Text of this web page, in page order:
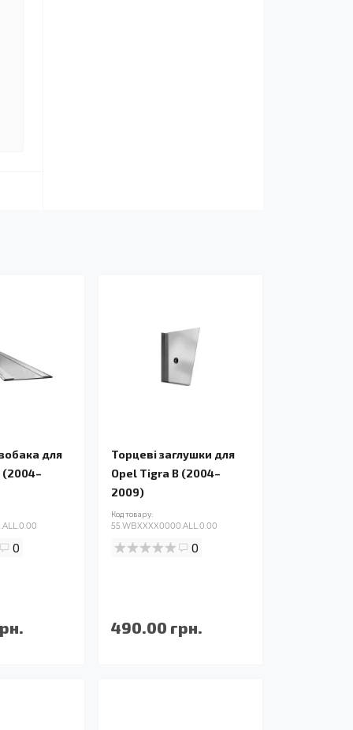
для
(2004–
0
Торцеві заглушки для
Opel Tigra B (2004–
2009)
Код товару:
55.WBXXXX0000.ALL.0.00
0
490.00 грн.